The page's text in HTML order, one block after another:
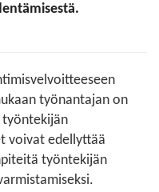
työnantajan on
voivat edellyttää
työntekijän